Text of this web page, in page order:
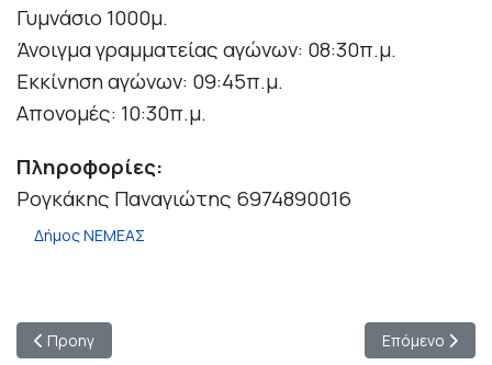
Γυμνάσιο 1000μ.
Άνοιγμα γραμματείας αγώνων: 08:30π.μ.
Εκκίνηση αγώνων: 09:45π.μ.
Απονομές: 10:30π.μ.
Πληροφορίες:
Ρογκάκης Παναγιώτης 6974890016
Δήμος ΝΕΜΕΑΣ
Προηγούμενο άρθρο: Μία ακόμη μεγάλη αθλητική
Προηγ Επόμενο
Επόμενο